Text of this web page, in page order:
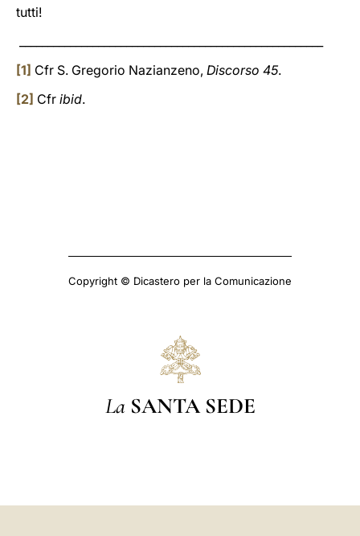
tutti!
[1] Cfr S. Gregorio Nazianzeno, Discorso 45.
[2] Cfr ibid.
Copyright © Dicastero per la Comunicazione
La SANTA SEDE